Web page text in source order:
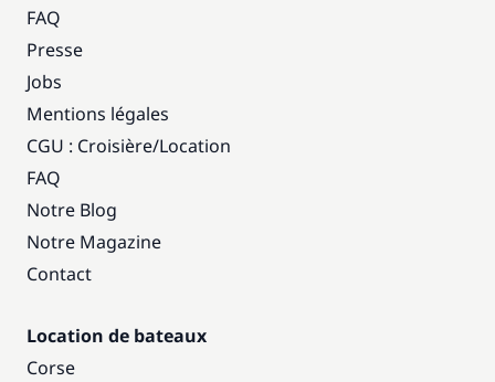
FAQ
Presse
Jobs
Mentions légales
CGU : Croisière/Location
FAQ
Notre Blog
Notre Magazine
Contact
Location de bateaux
Corse